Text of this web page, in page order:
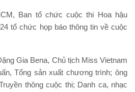
Ban tổ chức cuộc thi Hoa hậu
tổ chức họp báo thông tin về cuộc
Gia Bena, Chủ tịch Miss Vietnam
Tổng sản xuất chương trình; ông
thông cuộc thi; Danh ca, nhạc